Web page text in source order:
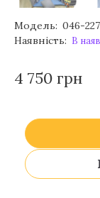
Модель: 046-227
Наявність: В
4 750 грн